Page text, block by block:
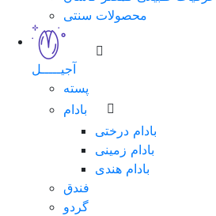
محصولات سنتی
آجیـــــل
پسته
بادام
بادام درختی
بادام زمینی
بادام هندی
فندق
گردو